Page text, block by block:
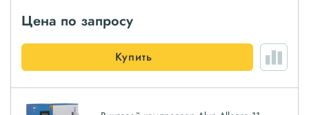
Цена по запросу
Купить